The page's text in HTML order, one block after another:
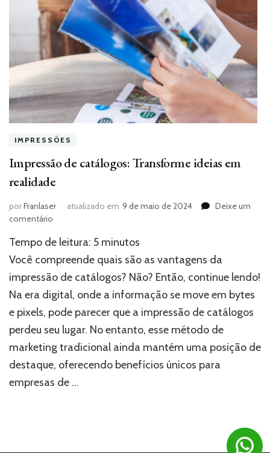
IMPRESSÕES
Impressão de catálogos: Transforme ideias em
realidade
porFranlaser atualizado em 9 de maio de 2024
Deixe um
comentário
de
catálogos:
Transforme
ideias
em
realidade
Tempo de leitura: 5 minutos
Você compreende quais são as vantagens da
impressão de catálogos? Não? Então, continue lendo!
Na era digital, onde a informação se move em bytes
e pixels, pode parecer que a impressão de catálogos
perdeu seu lugar. No entanto, esse método de
marketing tradicional ainda mantém uma posição de
destaque, oferecendo benefícios únicos para
empresas de …